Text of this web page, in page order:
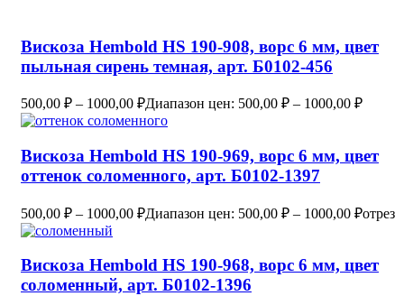
Вискоза Hembold HS 190-908, ворс 6 мм, цвет
пыльная сирень темная, арт. Б0102-456
500,00 ₽ – 1000,00 ₽Диапазон цен: 500,00 ₽ – 1000,00 ₽
Вискоза Hembold HS 190-969, ворс 6 мм, цвет
оттенок соломенного, арт. Б0102-1397
500,00 ₽ – 1000,00 ₽Диапазон цен: 500,00 ₽ – 1000,00 ₽отрез
Вискоза Hembold HS 190-968, ворс 6 мм, цвет
соломенный, арт. Б0102-1396